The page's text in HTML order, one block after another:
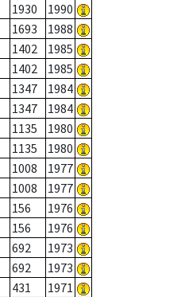
1930
1990
1693
1988
1402
1985
1402
1985
1347
1984
1347
1984
1135
1980
1135
1980
1008
1977
1008
1977
156
1976
156
1976
692
1973
692
1973
431
1971